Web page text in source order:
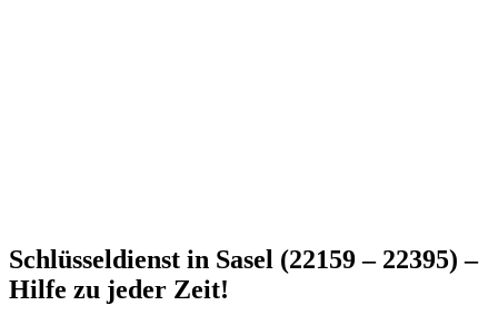
Schlüsseldienst in Sasel (22159 – 22395) –
Hilfe zu jeder Zeit!